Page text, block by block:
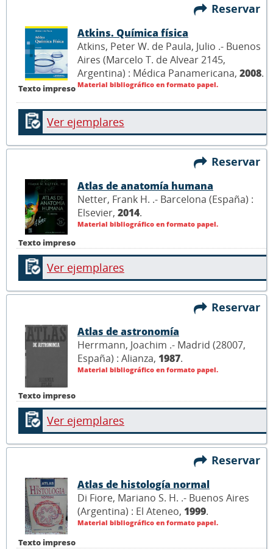
Reservar
Texto impreso
Atkins. Química física
Atkins, Peter W. de Paula, Julio .- Buenos
Aires (Marcelo T. de Alvear 2145,
Argentina) : Médica Panamericana, 2008.
Material bibliográfico en formato papel.
Ver ejemplares
Reservar
Texto impreso
Atlas de anatomía humana
Netter, Frank H. .- Barcelona (España) :
Elsevier, 2014.
Material bibliográfico en formato papel.
Ver ejemplares
Reservar
Texto impreso
Atlas de astronomía
Herrmann, Joachim .- Madrid (28007,
España) : Alianza, 1987.
Material bibliográfico en formato papel.
Ver ejemplares
Reservar
Texto impreso
Atlas de histología normal
Di Fiore, Mariano S. H. .- Buenos Aires
(Argentina) : El Ateneo, 1999.
Material bibliográfico en formato papel.